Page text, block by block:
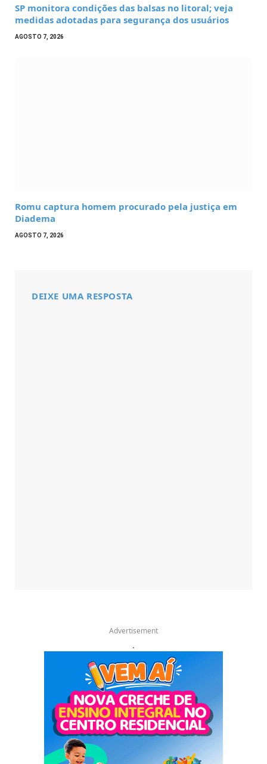
SP monitora condições das balsas no litoral; veja
medidas adotadas para segurança dos usuários
AGOSTO 7, 2026
Romu captura homem procurado pela justiça em
Diadema
AGOSTO 7, 2026
DEIXE UMA RESPOSTA
Advertisement
.